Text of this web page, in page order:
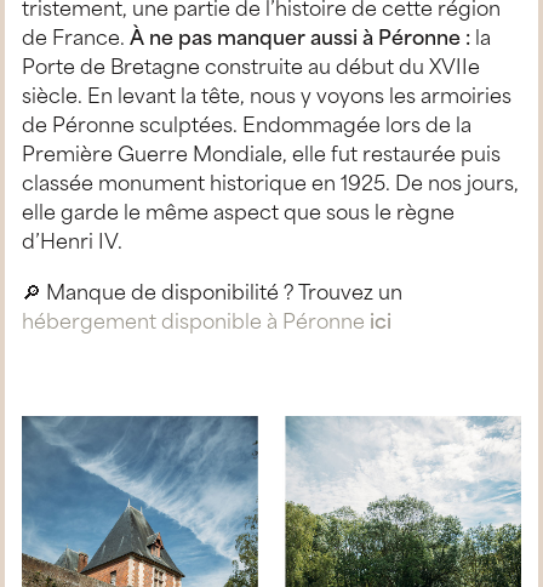
tristement, une partie de l’histoire de cette région
de France. À ne pas manquer aussi à Péronne : la
Porte de Bretagne construite au début du XVIIe
siècle. En levant la tête, nous y voyons les armoiries
de Péronne sculptées. Endommagée lors de la
Première Guerre Mondiale, elle fut restaurée puis
classée monument historique en 1925. De nos jours,
elle garde le même aspect que sous le règne
d’Henri IV.
🔎 Manque de disponibilité ? Trouvez un
hébergement disponible à Péronne ici